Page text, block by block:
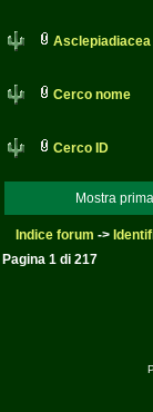
Asclepiadiacea
Cerco nome
Cerco ID
Mostra
Indice forum ->
Pagina 1 di 217